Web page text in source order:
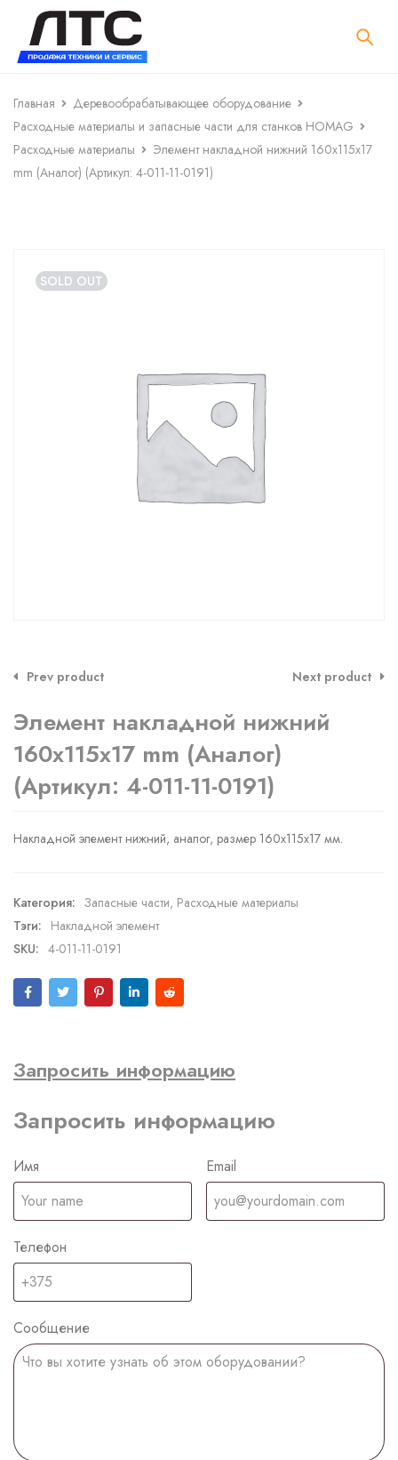
Главная
Деревообрабатывающее оборудование
Расходные материалы и запасные части для станков HOMAG
Расходные материалы
Элемент накладной нижний 160x115x17
mm (Аналог) (Артикул: 4-011-11-0191)
SOLD OUT
Prev product Next product
Элемент накладной нижний
160x115x17 mm (Аналог)
(Артикул: 4-011-11-0191)
Накладной элемент нижний, аналог, размер 160x115x17 мм.
Категория: Запасные части, Расходные материалы
Тэги: Накладной элемент
SKU: 4-011-11-0191
Запросить информацию
Запросить информацию
Имя Email
Телефон
Сообщение